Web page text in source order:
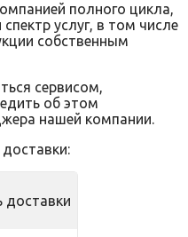
полного цикла,
услуг, в том числе
собственным
сервисом,
об этом
нашей компании.
доставки